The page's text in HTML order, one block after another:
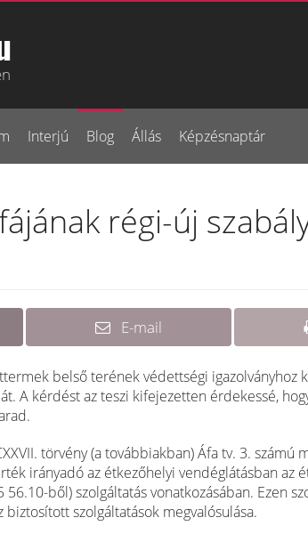
Interjú Blog Állás Képzésnaptár
régi-új
E-mail
belső terének védettségi igazolványhoz
A kérdést az teszi kifejezetten érdekessé,
törvény (a továbbiakban) Áfa tv. 3. számú
irányadó az étkezőhelyi vendéglátásban az
ből) szolgáltatás vonatkozásában. Ezen
szolgáltatások megvalósulása.